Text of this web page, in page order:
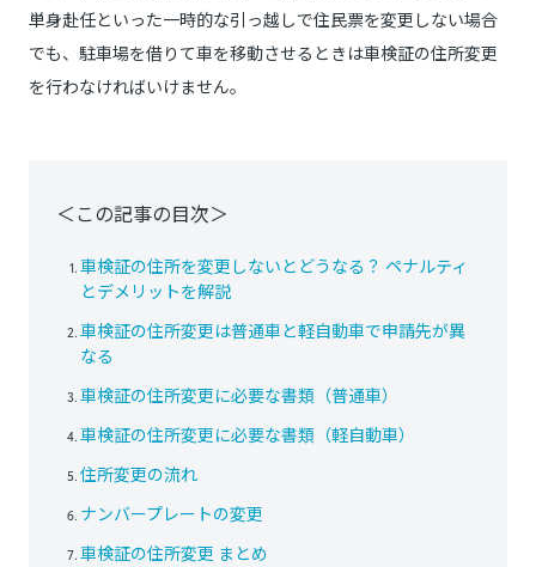
単身赴任といった一時的な引っ越しで住民票を変更しない場合
でも、駐車場を借りて車を移動させるときは車検証の住所変更
を行わなければいけません。
＜この記事の目次＞
車検証の住所を変更しないとどうなる？ ペナルティ
とデメリットを解説
車検証の住所変更は普通車と軽自動車で申請先が異
なる
車検証の住所変更に必要な書類（普通車）
車検証の住所変更に必要な書類（軽自動車）
住所変更の流れ
ナンバープレートの変更
車検証の住所変更 まとめ